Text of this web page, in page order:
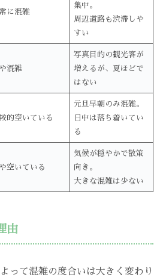
に混雑
集中。
周辺道路も渋滞しや
すい
混雑
写真目的の観光客が
増えるが、夏ほどで
はない
的空いている
元旦早朝のみ混雑。
日中は落ち着いてい
る
空いている
気候が穏やかで散策
向き。
大きな混雑は少ない
由
って混雑の度合いは大きく変わり